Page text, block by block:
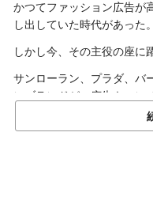
かつてファッション広告が
し出していた時代があった。
しかし今、その主役の座に
サンローラン、プラダ、バ
ンブランドが、広告キャン
塗られたトースト、艶やか
させている。
これは、食体験への関心
として捉える価値観の変